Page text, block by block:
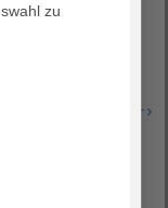
Erfahren Sie mehr
zu